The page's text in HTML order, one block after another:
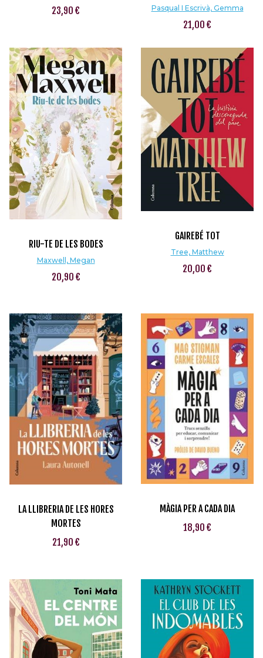
23,90 € Pasqual I Escrivà, Gemma
21,00 €
RIU-TE DE LES BODES
Maxwell, Megan
20,90 €
GAIREBÉ TOT
Tree, Matthew
20,00 €
LA LLIBRERIA DE LES HORES
MORTES
21,90 €
MÀGIA PER A CADA DIA
18,90 €